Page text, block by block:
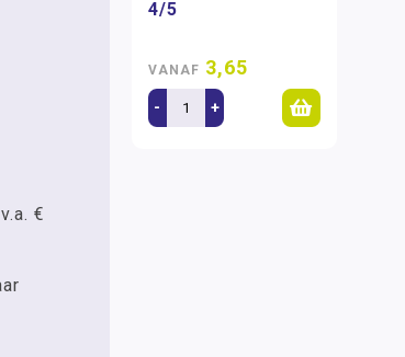
€
4/5
VANAF 3,65
- +